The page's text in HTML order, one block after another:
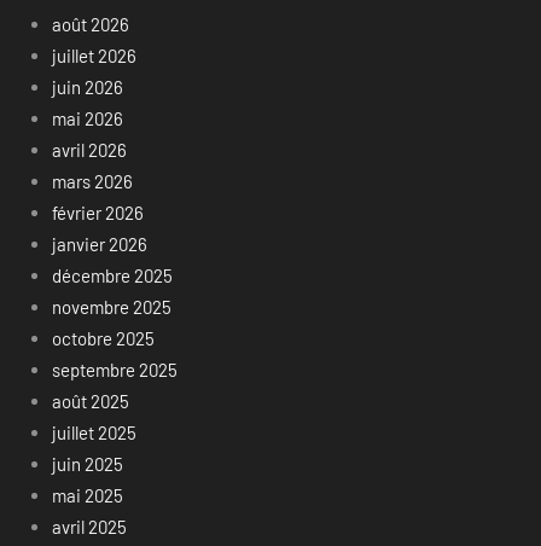
août 2026
juillet 2026
juin 2026
mai 2026
avril 2026
mars 2026
février 2026
janvier 2026
décembre 2025
novembre 2025
octobre 2025
septembre 2025
août 2025
juillet 2025
juin 2025
mai 2025
avril 2025